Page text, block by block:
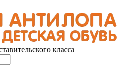
класса